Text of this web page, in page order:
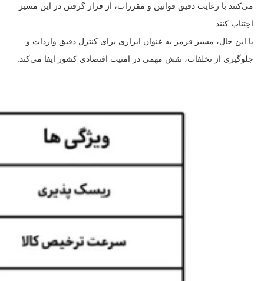
می‌کنند با رعایت دقیق قوانین و مقررات، از قرار گرفتن در این مسیر
اجتناب کنند.
با این حال، مسیر قرمز به عنوان ابزاری برای کنترل دقیق واردات و
جلوگیری از تخلفات، نقش مهمی در امنیت اقتصادی کشور ایفا می‌کند.